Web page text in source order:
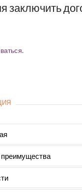
заключить
.